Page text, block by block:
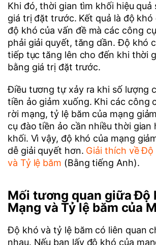
Khi đó, thời gian tìm khối hiệu quả
giá trị đặt trước. Kết quả là độ khó
độ khó của vấn đề mà các công
phải giải quyết, tăng dần. Độ khó
tiếp tục tăng lên cho đến khi thời
bằng giá trị đặt trước.
Điều tương tự xảy ra khi số lượng
tiền ảo giảm xuống. Khi các công
rời mạng, tỷ lệ băm của mạng
cụ đào tiền ảo cần nhiều thời gian
khối. Vì vậy, độ khó của mạng
dễ giải quyết hơn. Giải thích về Độ
và Tỷ lệ băm (Bằng tiếng Anh).
Mối tương quan giữa Độ
Mạng và Tỷ lệ băm của
Độ khó và tỷ lệ băm có liên quan
nhau. Nếu bạn lấy độ khó của